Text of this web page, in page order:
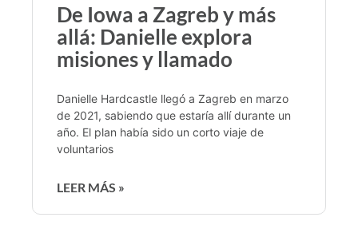
De Iowa a Zagreb y más
allá: Danielle explora
misiones y llamado
Danielle Hardcastle llegó a Zagreb en marzo
de 2021, sabiendo que estaría allí durante un
año. El plan había sido un corto viaje de
voluntarios
LEER MÁS »